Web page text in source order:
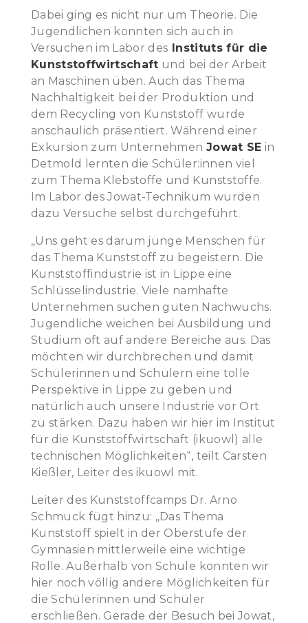
Dabei ging es nicht nur um Theorie. Die
Jugendlichen konnten sich auch in
Versuchen im Labor des Instituts für die
Kunststoffwirtschaft und bei der Arbeit
an Maschinen üben. Auch das Thema
Nachhaltigkeit bei der Produktion und
dem Recycling von Kunststoff wurde
anschaulich präsentiert. Während einer
Exkursion zum Unternehmen Jowat SE in
Detmold lernten die Schüler:innen viel
zum Thema Klebstoffe und Kunststoffe.
Im Labor des Jowat-Technikum wurden
dazu Versuche selbst durchgeführt.
„Uns geht es darum junge Menschen für
das Thema Kunststoff zu begeistern. Die
Kunststoffindustrie ist in Lippe eine
Schlüsselindustrie. Viele namhafte
Unternehmen suchen guten Nachwuchs.
Jugendliche weichen bei Ausbildung und
Studium oft auf andere Bereiche aus. Das
möchten wir durchbrechen und damit
Schülerinnen und Schülern eine tolle
Perspektive in Lippe zu geben und
natürlich auch unsere Industrie vor Ort
zu stärken. Dazu haben wir hier im Institut
für die Kunststoffwirtschaft (ikuowl) alle
technischen Möglichkeiten“, teilt Carsten
Kießler, Leiter des ikuowl mit.
Leiter des Kunststoffcamps Dr. Arno
Schmuck fügt hinzu: „Das Thema
Kunststoff spielt in der Oberstufe der
Gymnasien mittlerweile eine wichtige
Rolle. Außerhalb von Schule konnten wir
hier noch völlig andere Möglichkeiten für
die Schülerinnen und Schüler
erschließen. Gerade der Besuch bei Jowat,